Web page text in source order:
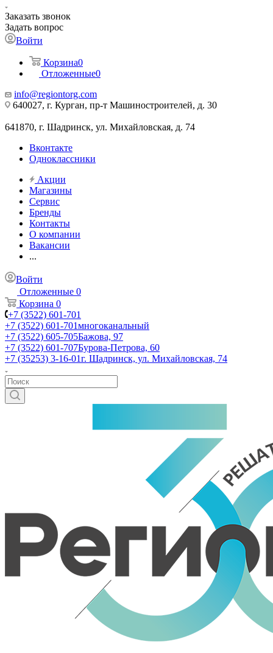
Заказать звонок
Задать вопрос
Войти
Корзина0
Отложенные0
info@regiontorg.com
640027, г. Курган, пр-т Машиностроителей, д. 30
641870, г. Шадринск, ул. Михайловская, д. 74
Вконтакте
Одноклассники
Акции
Магазины
Сервис
Бренды
Контакты
О компании
Вакансии
...
Войти
Отложенные 0
Корзина 0
+7 (3522) 601-701
+7 (3522) 601-701многоканальный
+7 (3522) 605-705Бажова, 97
+7 (3522) 601-707Бурова-Петрова, 60
+7 (35253) 3-16-01г. Шадринск, ул. Михайловская, 74